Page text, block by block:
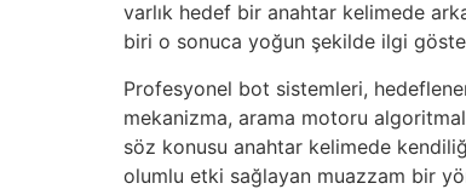
varlık hedef bir anahtar kelimede
biri o sonuca yoğun şekilde ilgi
Profesyonel bot sistemleri,
mekanizma, arama motoru
söz konusu anahtar kelimede
olumlu etki sağlayan muazzam bir